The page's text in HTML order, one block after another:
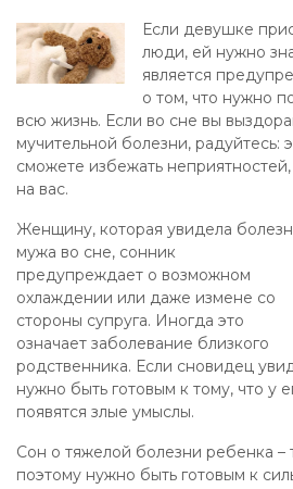
Если девушке
люди, ей нужно
является
о том, что нужно
всю жизнь. Если во сне вы
мучительной болезни, радуйтесь:
сможете избежать
на вас.
Женщину, которая увидела
мужа во сне, сонник
предупреждает о возможном
охлаждении или даже измене со
стороны супруга. Иногда это
означает заболевание близкого
родственника. Если сновидец
нужно быть готовым к тому, что у
появятся злые умыслы.
Сон о тяжелой болезни ребенка –
поэтому нужно быть готовым к